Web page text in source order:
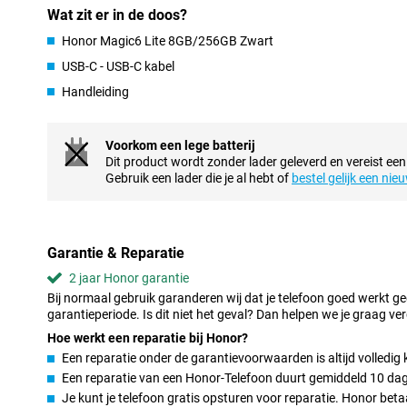
Snelle hardware en verbinding
Omdat het toestel draait op Android, kun je het eenvoudig
een unieke telefoon! Wil jij graag je foto’s en video’s in hoge
dus!
Het opladen van je telefoon gaat supersnel want hij is geschikt
lang te wachten voor een volle accu. Deze telefoon heeft een
doorhalen zal daarom geen lastige opgave zijn.
Op het toestel is het mogelijk om 5G netwerk te ontvangen. Met
heel snel internet op je telefoon. Doordat deze telefoon is
voortaan contactloos betalen in de winkel met je telefoon. Heel
vergeten.
Ontgrendelen met je vinger
Met de IP53 certificatie hoef je je geen zorgen te maken over
Magic6 Lite gebruiken om de route naar huis te vinden, of even
bijna bent, zelfs in de regen! De Honor Magic6 Lite heeft een
Wat zit er in de doos?
Honor Magic6 Lite 8GB/256GB Zwart
USB-C - USB-C kabel
Handleiding
Voorkom een lege batterij
Dit product wordt zonder lader geleverd en vereist
Gebruik een lader die je al hebt of bestel gelijk een
Garantie & Reparatie
2 jaar Honor garantie
Bij normaal gebruik garanderen wij dat je telefoon goed werkt
garantieperiode. Is dit niet het geval? Dan helpen we je graag
Hoe werkt een reparatie bij Honor?
Een reparatie onder de garantievoorwaarden is altijd volledig
Een reparatie van een Honor-Telefoon duurt gemiddeld 10
Je kunt je telefoon gratis opsturen voor reparatie. Honor